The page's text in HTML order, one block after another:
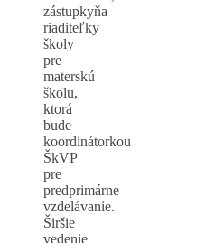
zástupkyňa
riaditeľky
školy
pre
materskú
školu,
ktorá
bude
koordinátorkou
ŠkVP
pre
predprimárne
vzdelávanie.
Širšie
vedenie